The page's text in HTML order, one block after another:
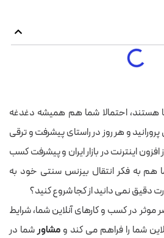
هستند، احتمالا شما هم همیشه دغدغه
و هر روز در راستای پیشرفت و ترقی
اینترنت در بازار ایران و پیشرفت کسب
هم به فکر انتقال بیزنس سنتی خود به
دقیق نمی دانید از کجا شروع کنید؟
موثر در کسب و کارهای آنلاین شما، شرایط
شما را فراهم می کند و مشاورشما در